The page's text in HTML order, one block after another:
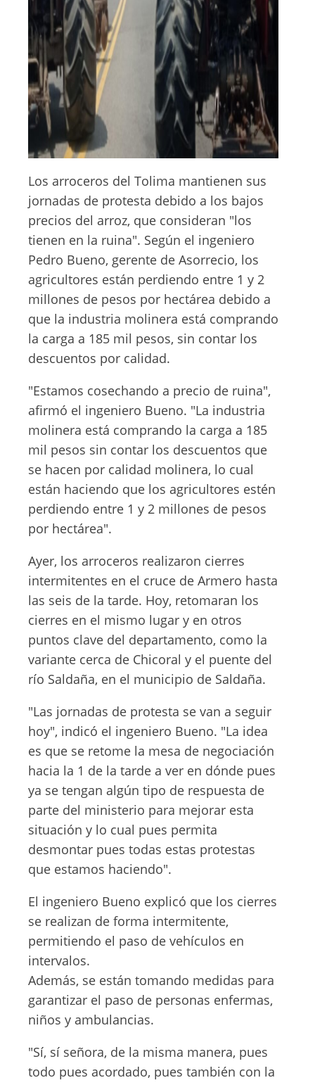
Los arroceros del Tolima mantienen sus
jornadas de protesta debido a los bajos
precios del arroz, que consideran "los
tienen en la ruina". Según el ingeniero
Pedro Bueno, gerente de Asorrecio, los
agricultores están perdiendo entre 1 y 2
millones de pesos por hectárea debido a
que la industria molinera está comprando
la carga a 185 mil pesos, sin contar los
descuentos por calidad.
"Estamos cosechando a precio de ruina",
afirmó el ingeniero Bueno. "La industria
molinera está comprando la carga a 185
mil pesos sin contar los descuentos que
se hacen por calidad molinera, lo cual
están haciendo que los agricultores estén
perdiendo entre 1 y 2 millones de pesos
por hectárea".
Ayer, los arroceros realizaron cierres
intermitentes en el cruce de Armero hasta
las seis de la tarde. Hoy, retomaran los
cierres en el mismo lugar y en otros
puntos clave del departamento, como la
variante cerca de Chicoral y el puente del
río Saldaña, en el municipio de Saldaña.
"Las jornadas de protesta se van a seguir
hoy", indicó el ingeniero Bueno. "La idea
es que se retome la mesa de negociación
hacia la 1 de la tarde a ver en dónde pues
ya se tengan algún tipo de respuesta de
parte del ministerio para mejorar esta
situación y lo cual pues permita
desmontar pues todas estas protestas
que estamos haciendo".
El ingeniero Bueno explicó que los cierres
se realizan de forma intermitente,
permitiendo el paso de vehículos en
intervalos.
Además, se están tomando medidas para
garantizar el paso de personas enfermas,
niños y ambulancias.
"Sí, sí señora, de la misma manera, pues
todo pues acordado, pues también con la